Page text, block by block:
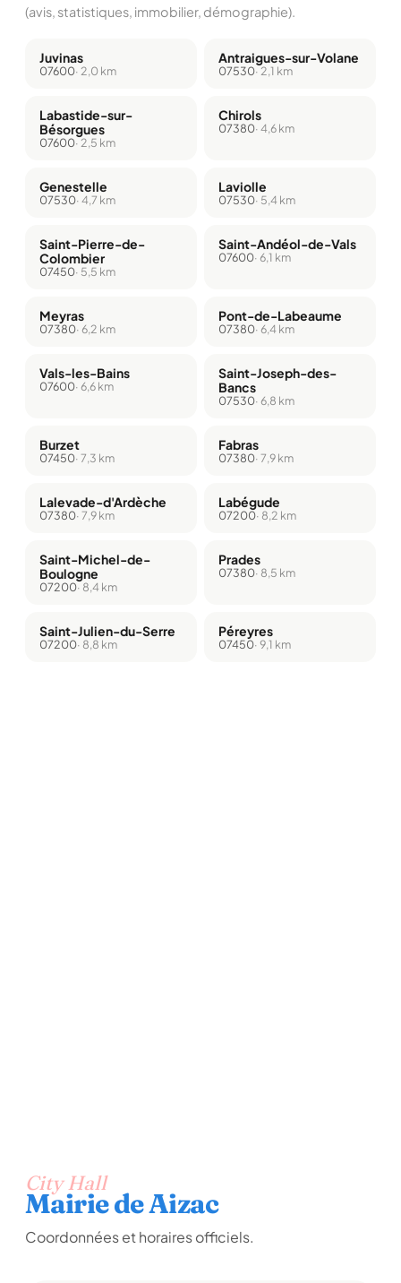
(avis, statistiques, immobilier, démographie).
Juvinas
07600· 2,0 km
Antraigues-sur-Volane
07530· 2,1 km
Labastide-sur-
Bésorgues
07600· 2,5 km
Chirols
07380· 4,6 km
Genestelle
07530· 4,7 km
Laviolle
07530· 5,4 km
Saint-Pierre-de-
Colombier
07450· 5,5 km
Saint-Andéol-de-Vals
07600· 6,1 km
Meyras
07380· 6,2 km
Pont-de-Labeaume
07380· 6,4 km
Vals-les-Bains
07600· 6,6 km
Saint-Joseph-des-
Bancs
07530· 6,8 km
Burzet
07450· 7,3 km
Fabras
07380· 7,9 km
Lalevade-d'Ardèche
07380· 7,9 km
Labégude
07200· 8,2 km
Saint-Michel-de-
Boulogne
07200· 8,4 km
Prades
07380· 8,5 km
Saint-Julien-du-Serre
07200· 8,8 km
Péreyres
07450· 9,1 km
City Hall
Mairie de Aizac
Coordonnées et horaires officiels.